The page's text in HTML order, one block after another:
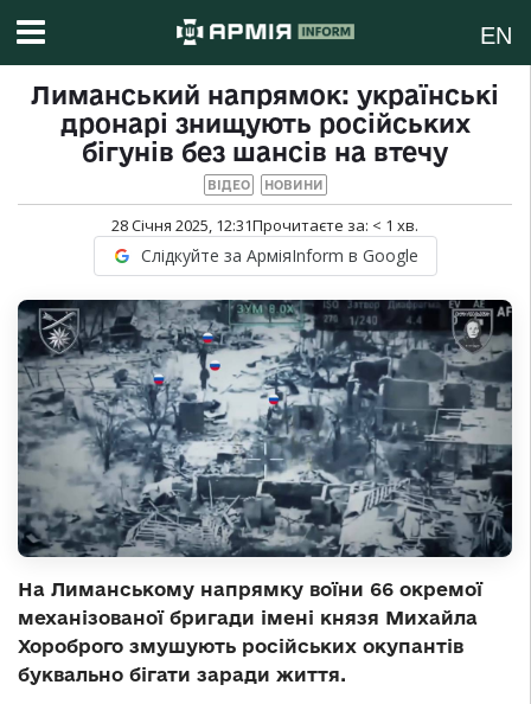
EN
Лиманський напрямок: українські
дронарі знищують російських
бігунів без шансів на втечу
ВІДЕО НОВИНИ
28 Січня 2025, 12:31Прочитаєте за: < 1 хв.
Слідкуйте за АрміяInform в Google
На Лиманському напрямку воїни 66 окремої
механізованої бригади імені князя Михайла
Хороброго змушують російських окупантів
буквально бігати заради життя.